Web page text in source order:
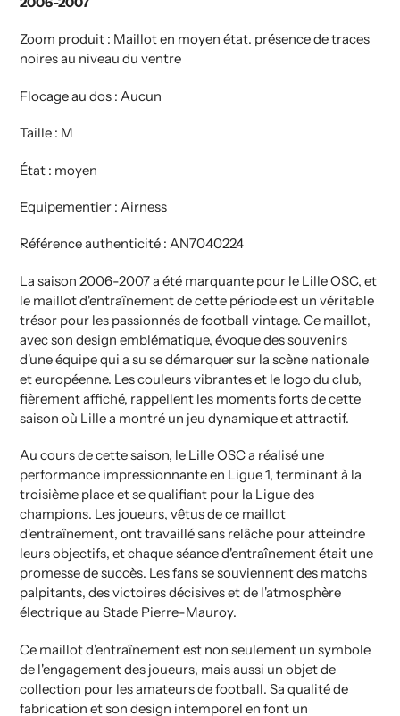
panier
Zoom produit : Maillot en moyen état. présence de traces
noires au niveau du ventre
Flocage au dos : Aucun
Taille : M
État : moyen
Equipementier : Airness
Référence authenticité : AN7040224
La saison 2006-2007 a été marquante pour le Lille OSC, et
le maillot d'entraînement de cette période est un véritable
trésor pour les passionnés de football vintage. Ce maillot,
avec son design emblématique, évoque des souvenirs
d'une équipe qui a su se démarquer sur la scène nationale
et européenne. Les couleurs vibrantes et le logo du club,
fièrement affiché, rappellent les moments forts de cette
saison où Lille a montré un jeu dynamique et attractif.
Au cours de cette saison, le Lille OSC a réalisé une
performance impressionnante en Ligue 1, terminant à la
troisième place et se qualifiant pour la Ligue des
champions. Les joueurs, vêtus de ce maillot
d'entraînement, ont travaillé sans relâche pour atteindre
leurs objectifs, et chaque séance d'entraînement était une
promesse de succès. Les fans se souviennent des matchs
palpitants, des victoires décisives et de l'atmosphère
électrique au Stade Pierre-Mauroy.
Ce maillot d'entraînement est non seulement un symbole
de l'engagement des joueurs, mais aussi un objet de
collection pour les amateurs de football. Sa qualité de
fabrication et son design intemporel en font un